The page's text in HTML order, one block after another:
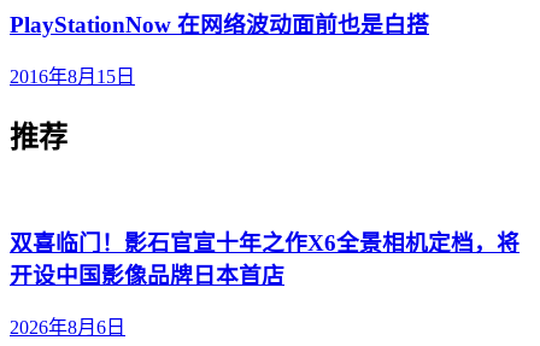
PlayStationNow 在网络波动面前也是白搭
2016年8月15日
推荐
双喜临门！影石官宣十年之作X6全景相机定档，将
开设中国影像品牌日本首店
2026年8月6日